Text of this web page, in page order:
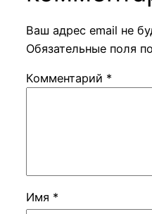
Ваш адрес email не
Обязательные поля
Комментарий *
Имя *